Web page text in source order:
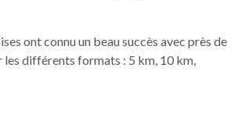
ont connu un beau succès avec près de
différents formats : 5 km, 10 km,